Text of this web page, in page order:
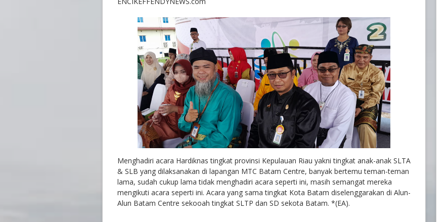
Menghadiri acara Hardiknas tingkat provinsi Kepulauan Riau yakni tingkat anak-anak SLTA
& SLB yang dilaksanakan di lapangan MTC Batam Centre, banyak bertemu teman-teman
lama, sudah cukup lama tidak menghadiri acara seperti ini, masih semangat mereka
mengikuti acara seperti ini. Acara yang sama tingkat Kota Batam diselenggarakan di Alun-
Alun Batam Centre sekooah tingkat SLTP dan SD sekota Batam. *(EA).